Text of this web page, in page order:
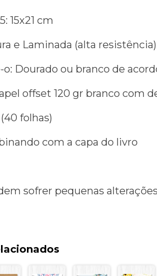
15x21 cm
e Laminada (alta
Dourado ou branco de
offset 120 gr branco com
folhas)
com a capa do livro
sofrer pequenas